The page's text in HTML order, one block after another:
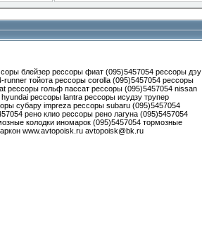
блейзер рессоры фиат (095)5457054 рессоры дэу
тойота рессоры corolla (095)5457054 рессоры
рессоры гольф пассат рессоры (095)5457054 nissan
рессоры lantra рессоры исудзу трупер
субару impreza рессоры subaru (095)5457054
рено клио рессоры рено лагуна (095)5457054
колодки иномарок (095)5457054 тормозные
www.avtopoisk.ru avtopoisk@bk.ru